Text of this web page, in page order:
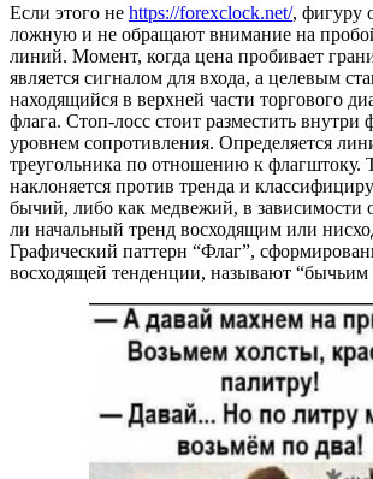
Если этого не https://forexclock.net/, фигуру
ложную и не обращают внимание на
линий. Момент, когда цена пробивает
является сигналом для входа, а целевым
находящийся в верхней части торгового
флага. Стоп-лосс стоит разместить внутри
уровнем сопротивления. Определяется
треугольника по отношению к флагштоку.
наклоняется против тренда и
бычий, либо как медвежий, в зависимости
ли начальный тренд восходящим или
Графический паттерн “Флаг”,
восходящей тенденции, называют “бычьим